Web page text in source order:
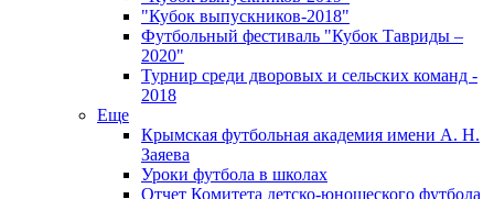
"Кубок выпускников-2018"
Футбольный фестиваль "Кубок Тавриды –
2020"
Турнир среди дворовых и сельских команд -
2018
Еще
Крымская футбольная академия имени А. Н.
Заяева
Уроки футбола в школах
Отчет Комитета детско-юношеского футбола